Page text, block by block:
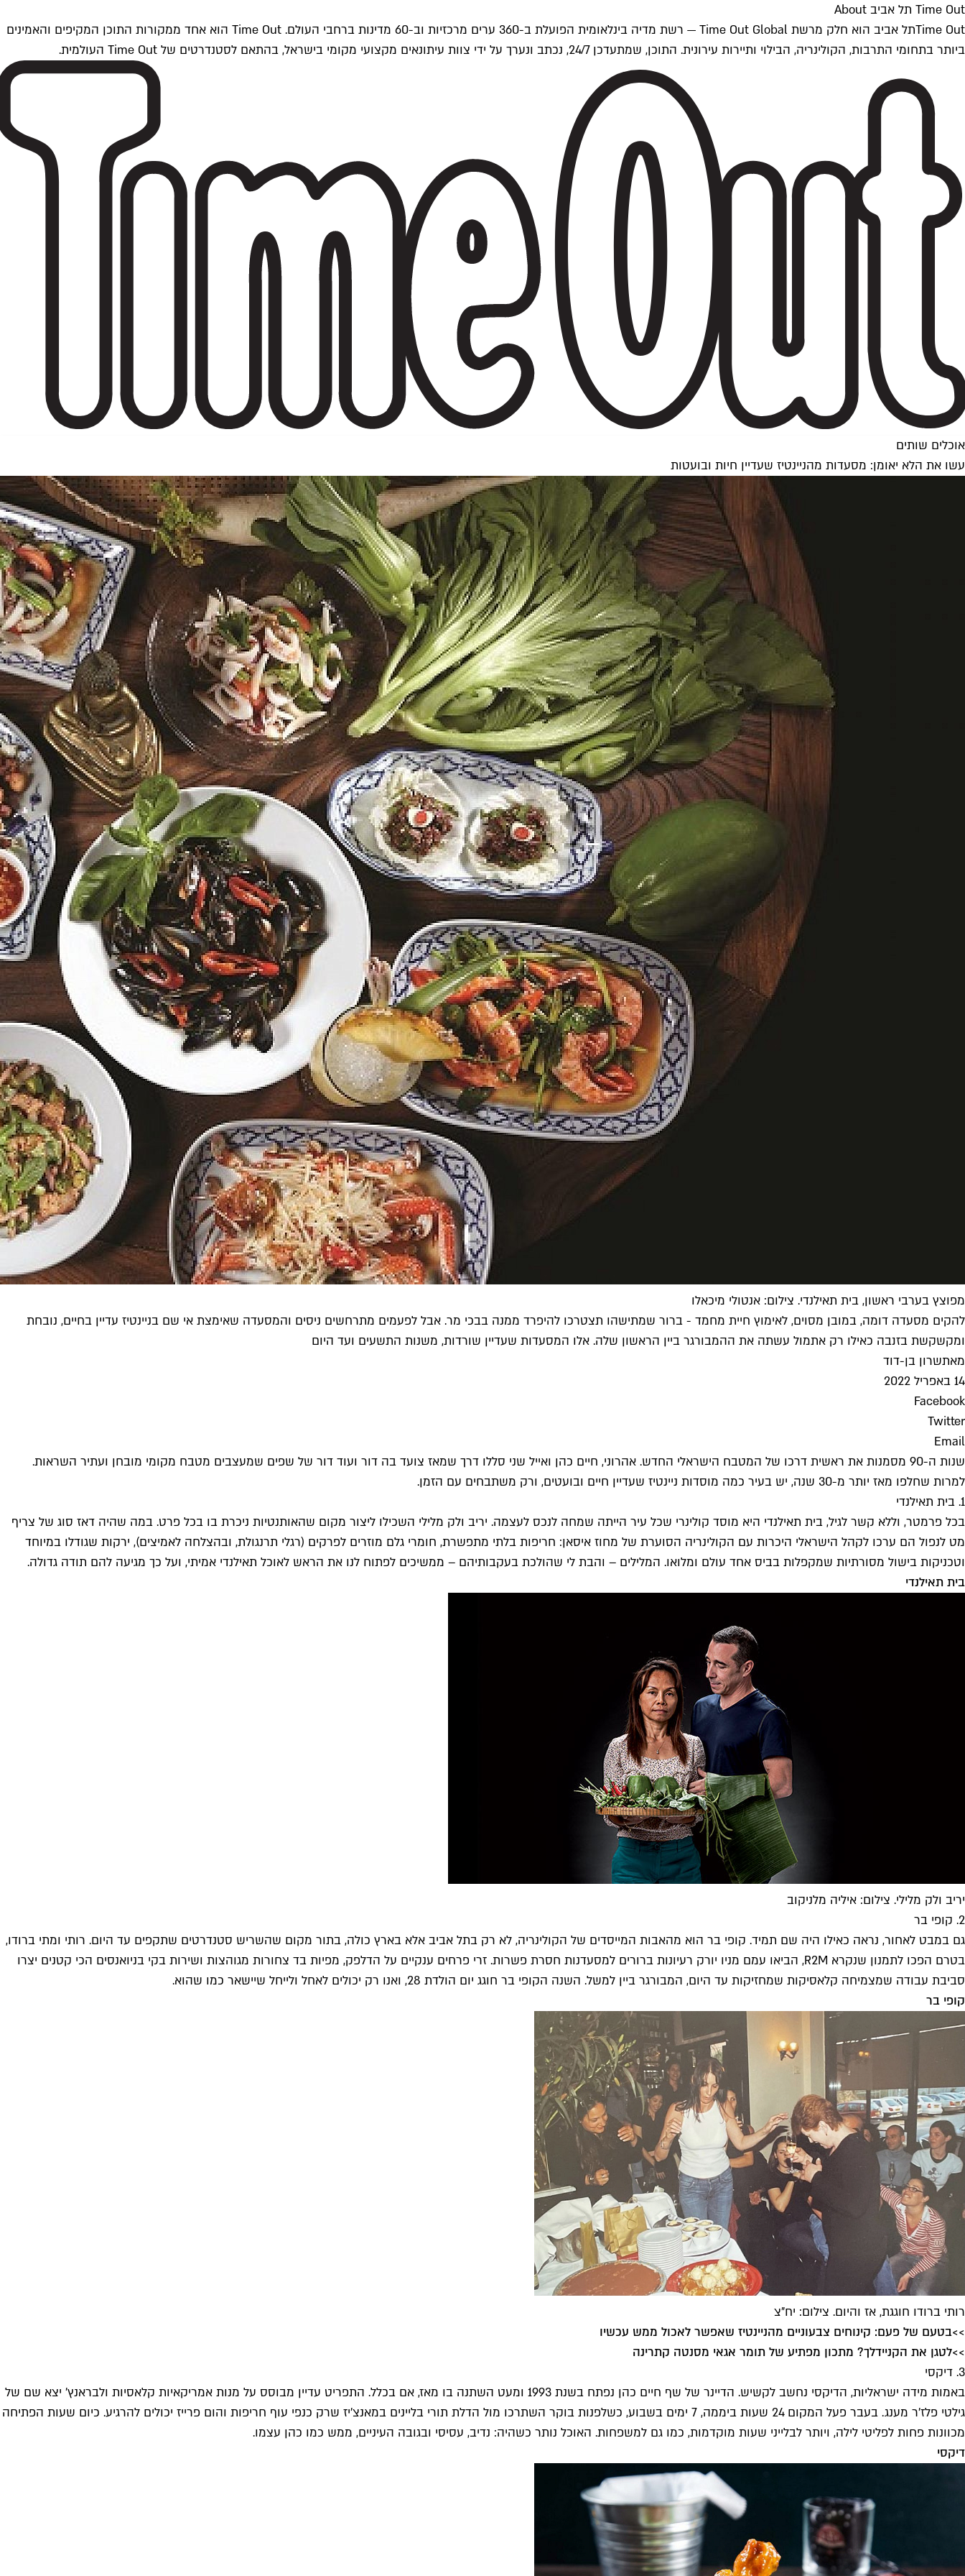
Time Out תל אביב About
Time Outתל אביב הוא חלק מרשת Time Out Global — רשת מדיה בינלאומית הפועלת ב-360 ערים מרכזיות וב-60 מדינות ברחבי העולם. Time Out הוא אחד ממקורות התוכן המקיפים והאמינים
ביותר בתחומי התרבות, הקולינריה, הבילוי ותיירות עירונית. התוכן, שמתעדכן 24/7, נכתב ונערך על ידי צוות עיתונאים מקצועי מקומי בישראל, בהתאם לסטנדרטים של Time Out העולמית.
אוכלים שותים
עשו את הלא יאומן: מסעדות מהניינטיז שעדיין חיות ובועטות
מפוצץ בערבי ראשון, בית תאילנדי. צילום: אנטולי מיכאלו
להקים מסעדה דומה, במובן מסוים, לאימוץ חיית מחמד - ברור שמתישהו תצטרכו להיפרד ממנה בבכי מר. אבל לפעמים מתרחשים ניסים והמסעדה שאימצת אי שם בניינטיז עדיין בחיים, נובחת
ומקשקשת בזנבה כאילו רק אתמול עשתה את ההמבורגר ביין הראשון שלה. אלו המסעדות שעדיין שורדות, משנות התשעים ועד היום
מאתשרון בן-דוד
14 באפריל 2022
Facebook
Twitter
Email
שנות ה-90 מסמנות את ראשית דרכו של המטבח הישראלי החדש. אהרוני, חיים כהן ואייל שני סללו דרך שמאז צועד בה דור ועוד דור של שפים שמעצבים מטבח מקומי מובחן ועתיר השראות.
למרות שחלפו מאז יותר מ-30 שנה, יש בעיר כמה מוסדות ניינטיז שעדיין חיים ובועטים, ורק משתבחים עם הזמן.
1. בית תאילנדי
בכל פרמטר, וללא קשר לגיל, בית תאילנדי היא מוסד קולינרי שכל עיר הייתה שמחה לנכס לעצמה. יריב ולק מלילי השכילו ליצור מקום שהאותנטיות ניכרת בו בכל פרט. במה שהיה דאז סוג של צריף
מט לנפול הם ערכו לקהל הישראלי היכרות עם הקולינריה הסוערת של מחוז איסאן: חריפות בלתי מתפשרת, חומרי גלם מוזרים לפרקים (רגלי תרנגולת, ובהצלחה לאמיצים), ירקות שגודלו במיוחד
וטכניקות בישול מסורתיות שמקפלות בביס אחד עולם ומלואו. המלילים – והבת לי שהולכת בעקבותיהם – ממשיכים לפתוח לנו את הראש לאוכל תאילנדי אמיתי, ועל כך מגיעה להם תודה גדולה.
בית תאילנדי
יריב ולק מלילי. צילום: איליה מלניקוב
2. קופי בר
גם במבט לאחור, נראה כאילו היה שם תמיד. קופי בר הוא מהאבות המייסדים של הקולינריה, לא רק בתל אביב אלא בארץ כולה, בתור מקום שהשריש סטנדרטים שתקפים עד היום. רותי ומתי ברודו,
בטרם הפכו לתמנון שנקרא R2M, הביאו עמם מניו יורק רעיונות ברורים למסעדנות חסרת פשרות. זרי פרחים ענקיים על הדלפק, מפיות בד צחורות מגוהצות ושירות בקי בניואנסים הכי קטנים יצרו
סביבת עבודה שמצמיחה קלאסיקות שמחזיקות עד היום, המבורגר ביין למשל. השנה הקופי בר חוגג יום הולדת 28, ואנו רק יכולים לאחל ולייחל שיישאר כמו שהוא.
קופי בר
רותי ברודו חוגגת, אז והיום. צילום: יח"צ
>>בטעם של פעם: קינוחים צבעוניים מהניינטיז שאפשר לאכול ממש עכשיו
>>לטגן את הקניידלך? מתכון מפתיע של תומר אגאי מסנטה קתרינה
3. דיקסי
באמות מידה ישראליות, הדיקסי נחשב לקשיש. הדיינר של שף חיים כהן נפתח בשנת 1993 ומעט השתנה בו מאז, אם בכלל. התפריט עדיין מבוסס על מנות אמריקאיות קלאסיות ולבראנץ' יצא שם של
גילטי פלז'ר מענג. בעבר פעל המקום 24 שעות ביממה, 7 ימים בשבוע, כשלפנות בוקר השתרכו מול הדלת תורי בליינים במאנצ'יז שרק כנפי עוף חריפות והום פרייז יכולים להרגיע. כיום שעות הפתיחה
מכוונות פחות לפליטי לילה, ויותר לבלייני שעות מוקדמות, כמו גם למשפחות. האוכל נותר כשהיה: נדיב, עסיסי ובגובה העיניים, ממש כמו כהן עצמו.
דיקסי